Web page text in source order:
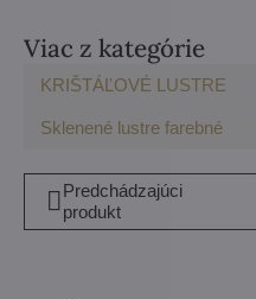
Viac z kategórie
KRIŠTÁĽOVÉ LUSTRE
Sklenené lustre farebné
Predchádzajúci
produkt